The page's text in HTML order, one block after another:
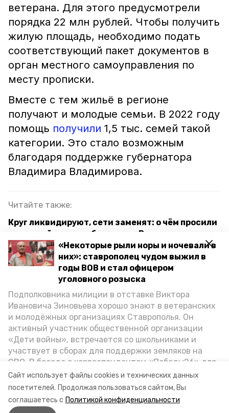
Сайт использует файлы cookies и технических данных
посетителей. Продолжая пользоваться сайтом, Вы
соглашаетесь с Политикой конфиденциальности
«Некоторые рыли норы и ночевали в
них»: ставрополец чудом выжил в
годы ВОВ и стал офицером
уголовного розыска
Подполковника милиции в отставке Виктора
Ивановича Зиновьева хорошо знают в ветеранских
и молодёжных организациях Ставрополья. Он
активный участник общественной организации
«Дети войны», встречается со школьниками и
участвует в сборах для поддержки земляков на
СВО. В беседе с корреспондентом «Победы26» для
спецпроекта «Дети Великой Отечественной»
ветеран рассказал о зверствах оккупантов в годы
ВОВ, о службе в Москве, «богатыре» Фиделе Кастро
и шпионе Пеньковском, о борьбе с криминалом на
ветерана. Для этого предусмотрели
порядка 22 млн рублей. Чтобы получить
жилую площадь, необходимо подать
соответствующий пакет документов в
орган местного самоуправления по
месту прописки.
Вместе с тем жильё в регионе
получают и молодые семьи. В 2022 году
помощь получили 1,5 тыс. семей такой
категории. Это стало возможным
благодаря поддержке губернатора
Владимира Владимирова.
Читайте также:
Круг ликвидируют, сети заменят: о чём просили
на прямой линии губернатора Владимирова
ставропольцы
Льготное жильё в 2023 году на Ставрополье
получат ещё 33 семьи
На Ставрополье получили жильё ещё 13
ветеранов Великой Отечественной войны
ставропольский край
минстрой ск жильё для ветеранов